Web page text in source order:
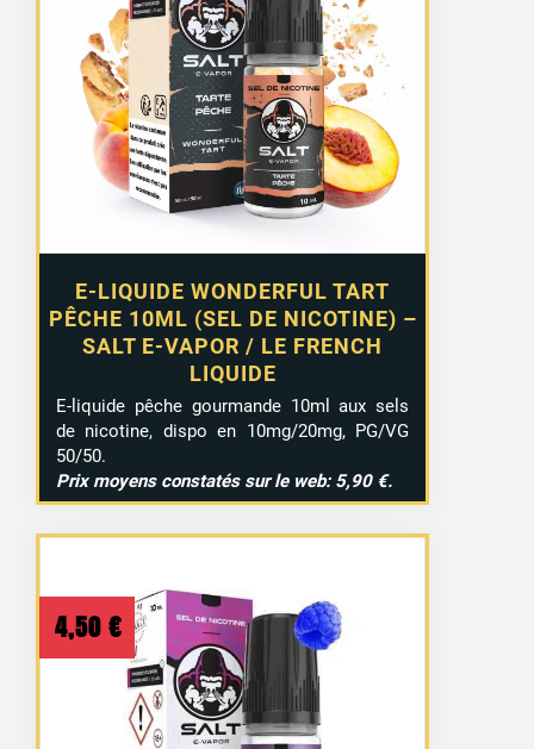
E-LIQUIDE WONDERFUL TART
PÊCHE 10ML (SEL DE NICOTINE) –
SALT E-VAPOR / LE FRENCH
LIQUIDE
E-liquide pêche gourmande 10ml aux sels
de nicotine, dispo en 10mg/20mg, PG/VG
50/50.
Prix moyens constatés sur le web: 5,90 €.
4,50 €